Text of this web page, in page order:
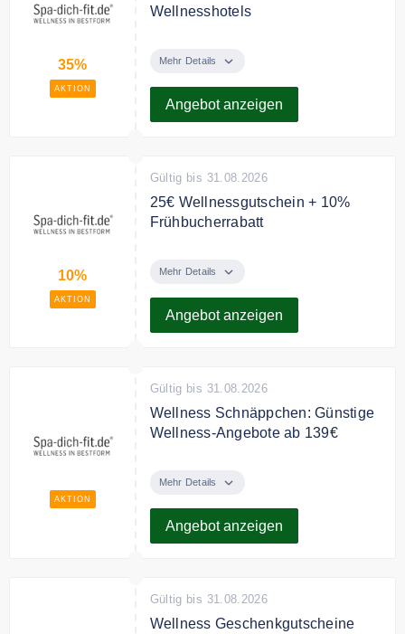
35%
AKTION
Wellnesshotels
Wellnesshotels.
Mehr Details
Angebot anzeigen
10%
AKTION
Gültig bis 31.08.2026
25€ Wellnessgutschein + 10%
Frühbucherrabatt
Frühbucher + 25€
Seehotel in Frankenhorst****,
Schwerin.
Mehr Details
Angebot anzeigen
AKTION
Gültig bis 31.08.2026
Wellness Schnäppchen: Günstige
Wellness-Angebote ab 139€
besten Preis: Unsere Wellness-
Entspannung mit Spa-Nutzung,
Verpflegung und Extras – bereits
Mehr Details
Angebot anzeigen
Gültig bis 31.08.2026
Wellness Geschenkgutscheine